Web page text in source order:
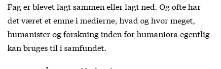
Fag er blevet lagt sammen eller lagt ned. Og ofte har
det været et emne i medierne, hvad og hvor meget,
humanister og forskning inden for humaniora egentlig
kan bruges til i samfundet.